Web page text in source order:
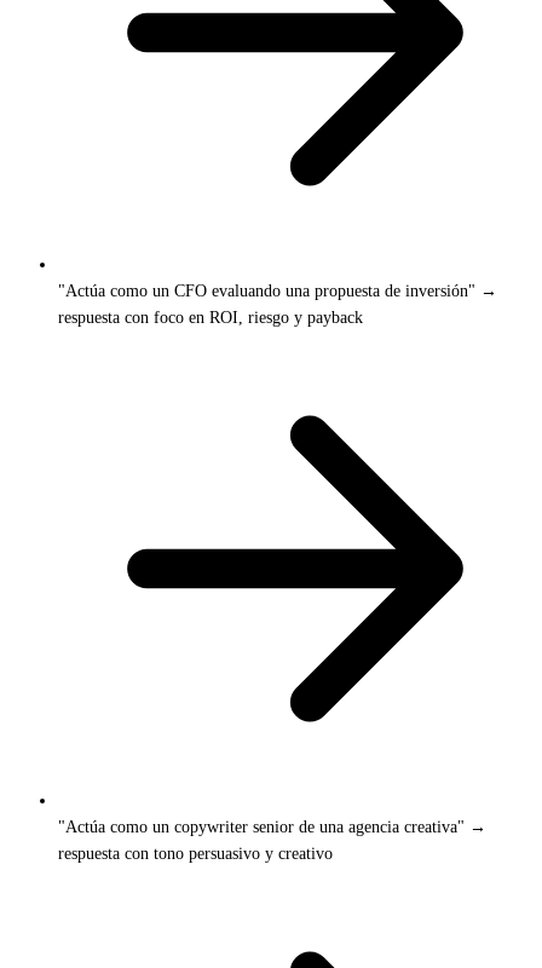
"Actúa como un CFO evaluando una propuesta de inversión" →
respuesta con foco en ROI, riesgo y payback
"Actúa como un copywriter senior de una agencia creativa" →
respuesta con tono persuasivo y creativo